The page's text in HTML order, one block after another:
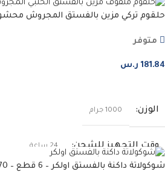
حلقوم تركي مزين بالفستق المجروش محشو
متوفر
181.84 ر.س
الوزن 1000 جرام
وقت التجهيز للشحن 24 ساعة
شوكولاتة داكنة بالفستق اولكر – 6 قطع – 70 غرام